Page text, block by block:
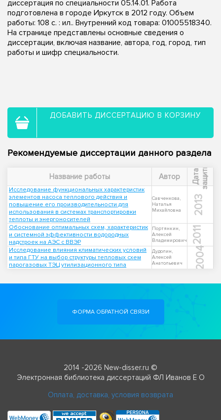
диссертация по специальности 05.14.01. Работа
подготовлена в городе Иркутск в 2012 году. Объем
работы: 108 с. : ил.. Внутренний код товара: 01005518340.
На странице представлены основные сведения о
диссертации, включая название, автора, год, город, тип
работы и шифр специальности.
ДОБАВИТЬ ДИССЕРТАЦИЮ В КОРЗИНУ
Рекомендуемые диссертации данного раздела
Название работы Автор Д
а
т
а
з
а
щ
и
т ы
Исследование функциональных характеристик
элементов насоса теплового действия и
повышение его производительности для
использования в системах транспортировки
теплоты и энергоносителей
Савченкова,
Наталья
Михайловна
2013
Обоснование оптимальных схем, характеристик
и системной эффективности водородных
надстроек на АЭС с ВВЭР
Портянкин,
Алексей
Владимирович
2011
Исследование влияния климатических условий
и типа ГТУ на выбор структуры тепловых схем
парогазовых ТЭЦ утилизационного типа
Дудолин,
Алексей
Анатольевич
2004
ФОРМА ОБРАТНОЙ СВЯЗИ
2014 -2026 New-disser.ru ©
Электронная библиотека диссертаций ФЛ Иванов Е О
Оплата, доставка, условия возврата